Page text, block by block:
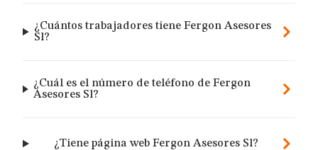
¿Cuántos trabajadores tiene Fergon Asesores
Sl?
¿Cuál es el número de teléfono de Fergon
Asesores Sl?
¿Tiene página web Fergon Asesores Sl?